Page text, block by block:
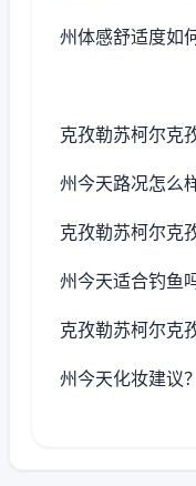
州体感舒适度如
克孜勒苏柯尔克
州今天路况怎么
克孜勒苏柯尔克
州今天适合钓鱼
克孜勒苏柯尔克
州今天化妆建议？